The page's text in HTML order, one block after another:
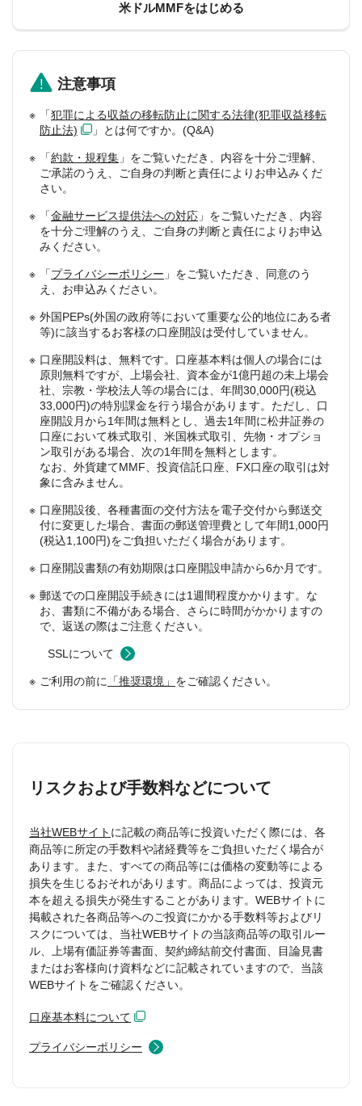
米ドルMMFをはじめる
注意事項
「犯罪による収益の移転防止に関する法律(犯罪収益移転
防止法)
」とは何ですか。(Q&A)
「約款・規程集 」をご覧いただき、内容を十分ご理解、
ご承諾のうえ、ご自身の判断と責任によりお申込みくだ
さい。
「金融サービス提供法への対応 」をご覧いただき、内容
を十分ご理解のうえ、ご自身の判断と責任によりお申込
みください。
「プライバシーポリシー 」をご覧いただき、同意のう
え、お申込みください。
外国PEPs(外国の政府等において重要な公的地位にある者
等)に該当するお客様の口座開設は受付していません。
口座開設料は、無料です。口座基本料は個人の場合には
原則無料ですが、上場会社、資本金が1億円超の未上場会
社、宗教・学校法人等の場合には、年間30,000円(税込
33,000円)の特別課金を行う場合があります。ただし、口
座開設月から1年間は無料とし、過去1年間に松井証券の
口座において株式取引、米国株式取引、先物・オプショ
ン取引がある場合、次の1年間を無料とします。
なお、外貨建てMMF、投資信託口座、FX口座の取引は対
象に含みません。
口座開設後、各種書面の交付方法を電子交付から郵送交
付に変更した場合、書面の郵送管理費として年間1,000円
(税込1,100円)をご負担いただく場合があります。
口座開設書類の有効期限は口座開設申請から6か月です。
郵送での口座開設手続きには1週間程度かかります。な
お、書類に不備がある場合、さらに時間がかかりますの
で、返送の際はご注意ください。
SSLについて
ご利用の前に 「推奨環境」 をご確認ください。
リスクおよび手数料などについて
当社WEBサイト に記載の商品等に投資いただく際には、各
商品等に所定の手数料や諸経費等をご負担いただく場合が
あります。また、すべての商品等には価格の変動等による
損失を生じるおそれがあります。商品によっては、投資元
本を超える損失が発生することがあります。WEBサイトに
掲載された各商品等へのご投資にかかる手数料等およびリ
スクについては、当社WEBサイトの当該商品等の取引ルー
ル、上場有価証券等書面、契約締結前交付書面、目論見書
またはお客様向け資料などに記載されていますので、当該
WEBサイトをご確認ください。
口座基本料について
プライバシーポリシー